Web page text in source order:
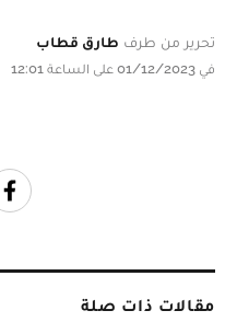
تحرير من طرف طارق قطاب
في 01/12/2023 على الساعة 12:01
مقالات ذات صلة